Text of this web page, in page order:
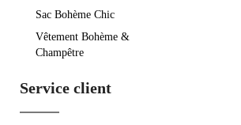
Sac Bohème Chic
Vêtement Bohème &
Champêtre
Service client